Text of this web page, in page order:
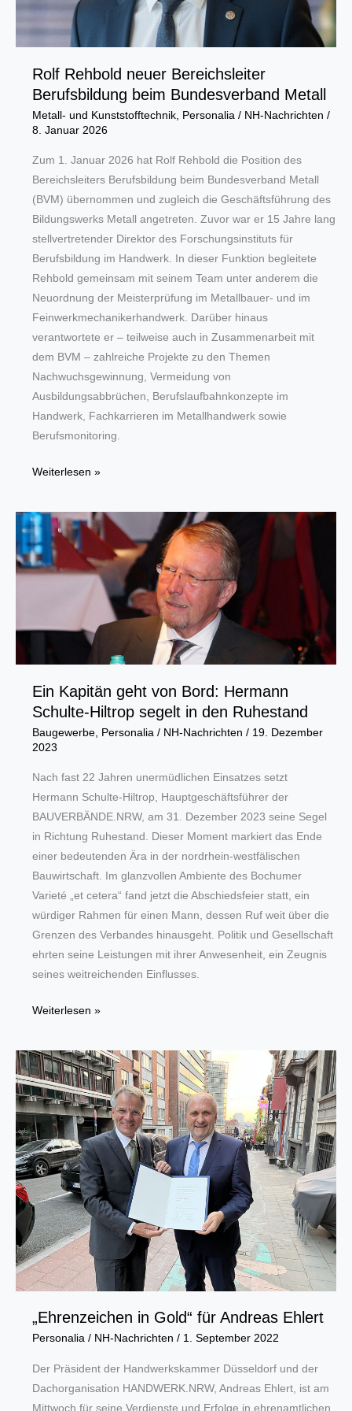
Rolf Rehbold neuer Bereichsleiter
Berufsbildung beim Bundesverband Metall
Metall- und Kunststofftechnik, Personalia / NH-Nachrichten /
8. Januar 2026
Zum 1. Januar 2026 hat Rolf Rehbold die Position des
Bereichsleiters Berufsbildung beim Bundesverband Metall
(BVM) übernommen und zugleich die Geschäftsführung des
Bildungswerks Metall angetreten. Zuvor war er 15 Jahre lang
stellvertretender Direktor des Forschungsinstituts für
Berufsbildung im Handwerk. In dieser Funktion begleitete
Rehbold gemeinsam mit seinem Team unter anderem die
Neuordnung der Meisterprüfung im Metallbauer- und im
Feinwerkmechanikerhandwerk. Darüber hinaus
verantwortete er – teilweise auch in Zusammenarbeit mit
dem BVM – zahlreiche Projekte zu den Themen
Nachwuchsgewinnung, Vermeidung von
Ausbildungsabbrüchen, Berufslaufbahnkonzepte im
Handwerk, Fachkarrieren im Metallhandwerk sowie
Berufsmonitoring.
Rolf
neuer
Bereichsleiter
Berufsbildung
beim
Bundesverband
Weiterlesen »
Ein Kapitän geht von Bord: Hermann
Schulte-Hiltrop segelt in den Ruhestand
Baugewerbe, Personalia / NH-Nachrichten / 19. Dezember
2023
Nach fast 22 Jahren unermüdlichen Einsatzes setzt
Hermann Schulte-Hiltrop, Hauptgeschäftsführer der
BAUVERBÄNDE.NRW, am 31. Dezember 2023 seine Segel
in Richtung Ruhestand. Dieser Moment markiert das Ende
einer bedeutenden Ära in der nordrhein-westfälischen
Bauwirtschaft. Im glanzvollen Ambiente des Bochumer
Varieté „et cetera“ fand jetzt die Abschiedsfeier statt, ein
würdiger Rahmen für einen Mann, dessen Ruf weit über die
Grenzen des Verbandes hinausgeht. Politik und Gesellschaft
ehrten seine Leistungen mit ihrer Anwesenheit, ein Zeugnis
seines weitreichenden Einflusses.
Ein
geht
von
Bord:
Hermann
Schulte-
Hiltrop
segelt
in
den
Ruhestand
Weiterlesen »
„Ehrenzeichen in Gold“ für Andreas Ehlert
Personalia/ NH-Nachrichten / 1. September 2022
Der Präsident der Handwerkskammer Düsseldorf und der
Dachorganisation HANDWERK.NRW, Andreas Ehlert, ist am
Mittwoch für seine Verdienste und Erfolge in ehrenamtlichen